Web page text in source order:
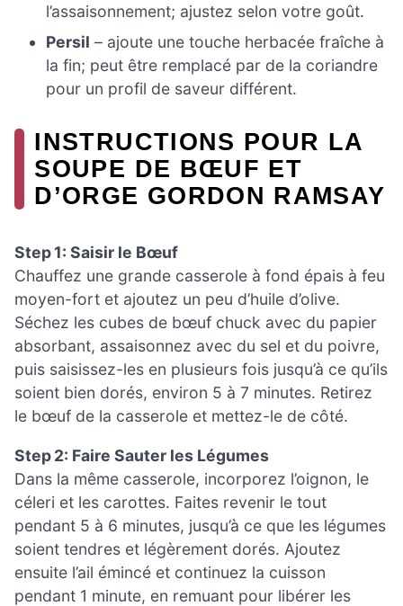
l’assaisonnement; ajustez selon votre goût.
Persil – ajoute une touche herbacée fraîche à
la fin; peut être remplacé par de la coriandre
pour un profil de saveur différent.
INSTRUCTIONS POUR LA
SOUPE DE BŒUF ET
D’ORGE GORDON RAMSAY
Step 1: Saisir le Bœuf
Chauffez une grande casserole à fond épais à feu
moyen-fort et ajoutez un peu d’huile d’olive.
Séchez les cubes de bœuf chuck avec du papier
absorbant, assaisonnez avec du sel et du poivre,
puis saisissez-les en plusieurs fois jusqu’à ce qu’ils
soient bien dorés, environ 5 à 7 minutes. Retirez
le bœuf de la casserole et mettez-le de côté.
Step 2: Faire Sauter les Légumes
Dans la même casserole, incorporez l’oignon, le
céleri et les carottes. Faites revenir le tout
pendant 5 à 6 minutes, jusqu’à ce que les légumes
soient tendres et légèrement dorés. Ajoutez
ensuite l’ail émincé et continuez la cuisson
pendant 1 minute, en remuant pour libérer les